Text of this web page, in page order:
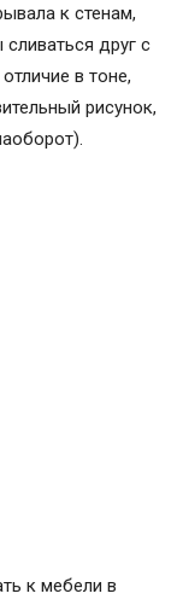
к стенам,
друг с
в тоне,
рисунок,
к мебели в